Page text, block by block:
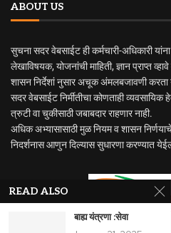
ABOUT US
सुचना सदर वेबसाईट ही कर्मचारी-अधिकारी
लेखाविषयक, योजनांची माहिती, ज्ञान प्राप्त
शासन निर्देशां नुसार अचूक अंमलबजावणी करता
सदर वेबसाईट निर्मीतीचा कोणताही व्यवसायिक
त्रुटी वा चुकीसाठी जबाबदार राहणार नाही.
अधिक अभ्यासासाठी मुळ नियम व शासन
निदर्शनास आणुन दिल्यास सुधारणा करण्यात
READ ALSO
बाह्य यंत्रणा :सेवा